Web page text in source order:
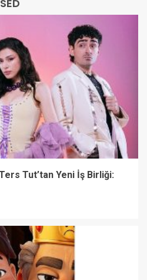
Tut’tan Yeni İş Birliği: